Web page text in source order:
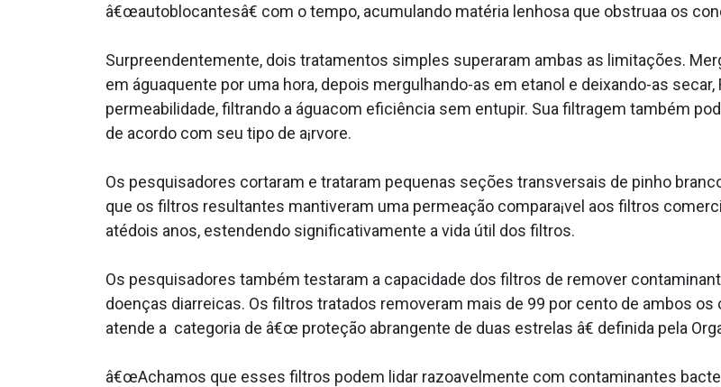
â€œautoblocantesâ€ com o tempo, acumulando matéria lenhosa que obstrua­a os
Surpreendentemente, dois tratamentos simples superaram ambas as limitações.
em águaquente por uma hora, depois mergulhando-as em etanol e deixando-as
permeabilidade, filtrando a águacom eficiência sem entupir. Sua filtragem também
de acordo com seu tipo de a¡rvore.
Os pesquisadores cortaram e trataram pequenas seções transversais de pinho
que os filtros resultantes mantiveram uma permeação compara¡vel aos filtros
atédois anos, estendendo significativamente a vida útil dos filtros.
Os pesquisadores também testaram a capacidade dos filtros de remover
doenças diarreicas. Os filtros tratados removeram mais de 99 por cento de ambos
atende a categoria de â€œ proteção abrangente de duas estrelas â€ definida pela
â€œAchamos que esses filtros podem lidar razoavelmente com contaminantes